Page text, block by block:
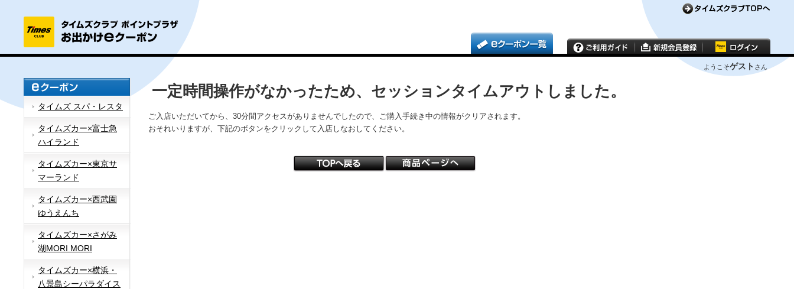
ようこそゲスト さん
タイムズ スパ・レスタ
タイムズカー×富士急
ハイランド
タイムズカー×東京サ
マーランド
タイムズカー×西武園
ゆうえんち
タイムズカー×さがみ
湖MORI MORI
タイムズカー×横浜・
八景島シーパラダイス
一定時間操作がなかったため、セッションタイムアウトしました。
ご入店いただいてから、30分間アクセスがありませんでしたので、ご購入手続き中の情報がクリアされます。
おそれいりますが、下記のボタンをクリックして入店しなおしてください。